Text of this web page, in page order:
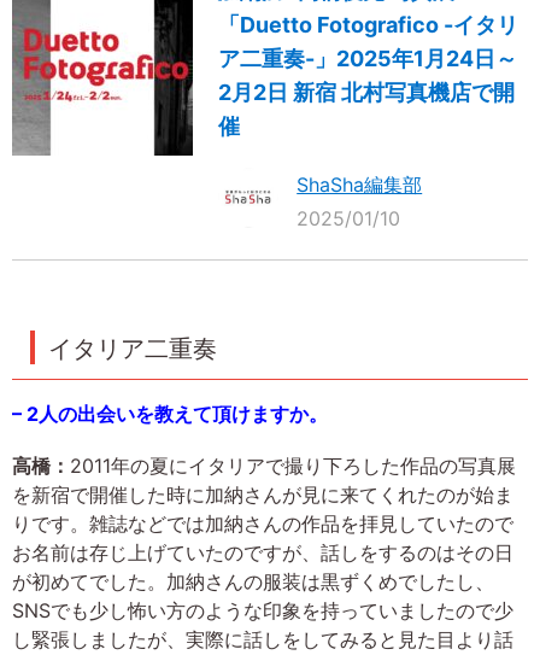
「Duetto Fotografico -イタリ
ア二重奏-」2025年1月24日～
2月2日 新宿 北村写真機店で開
催
ShaSha編集部
2025/01/10
イタリア二重奏
– 2人の出会いを教えて頂けますか。
高橋： 2011年の夏にイタリアで撮り下ろした作品の写真展
を新宿で開催した時に加納さんが見に来てくれたのが始ま
りです。雑誌などでは加納さんの作品を拝見していたので
お名前は存じ上げていたのですが、話しをするのはその日
が初めてでした。加納さんの服装は黒ずくめでしたし、
SNSでも少し怖い方のような印象を持っていましたので少
し緊張しましたが、実際に話しをしてみると見た目より話